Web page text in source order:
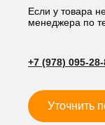
Если у товара
менеджера по
+7 (978) 095-
Уточнить